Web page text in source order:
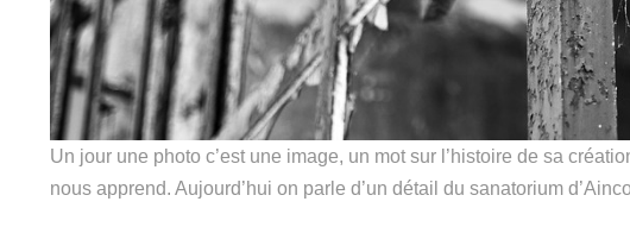
Un jour une photo c’est une image, un mot sur l’histoire de sa
nous apprend. Aujourd’hui on parle d’un détail du sanatorium